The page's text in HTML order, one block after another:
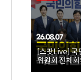
[스팟Live] 국
위원회 전체